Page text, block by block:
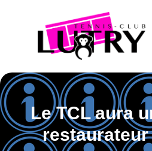
Le TCL aura
restaurateur